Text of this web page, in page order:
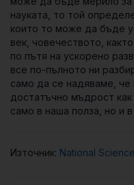
науката, то той
които то може да бъде
век, човечеството,
по пътя на ускорено
все по-пълното ни
само да се надяваме,
достатъчно мъдрост
само в наша полза, но и
Източник: National